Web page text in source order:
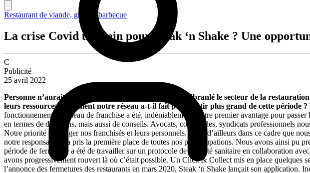
Restaurant de viande, grill, & barbecue
La crise Covid un frein pour Steak ‘n Shake ? Une
C
Publicité
25 avril 2022
Personne n’aurait pu prédire et anticiper la crise qui a ébranlé le secteur de la
leurs ressources. Comment notre réseau a-t-il fait pour sortir plus grand de cette période ?
fonctionnement en réseau de franchise a été, indéniablement, notre premier avantage pour
en termes de décisions, mais aussi de conseils. Avocats, comptables, syndicats professionnels
Notre priorité : protéger nos franchisés et leurs personnels. C’est d’ailleurs dans ce cadre que
notre responsabilité a pris la première place de toutes nos préoccupations. Nous avons ainsi
période de fermeture a été de travailler sur un protocole de sécurité sanitaire en collaboration
avons progressivement rouvert là où c’était possible. Un Click & Collect mis en place quelques
l’annonce des fermetures des restaurants en mars 2020, Steak ‘n Shake lançait son